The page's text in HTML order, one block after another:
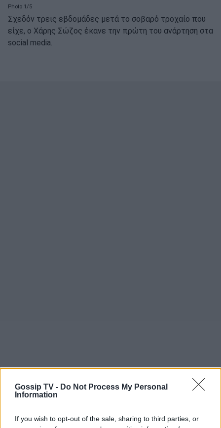
Gossip TV - Do Not Process My Personal
Information
If you wish to opt-out of the sale, sharing to third parties, or
Photo 1/5
Σχεδόν τρεις εβδομάδες μετά το σοβαρό τροχαίο που
είχε, ο Χάρης Σώζος έκανε την πρώτη του ανάρτηση στα
social media.